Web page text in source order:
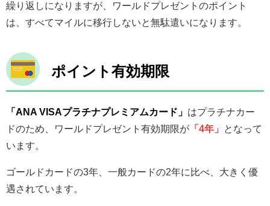
繰り返しになりますが、ワールドプレゼントのポイント
は、すべてマイルに移行しないと無駄遣いになります。
ポイント有効期限
「ANA VISAプラチナプレミアムカード」 はプラチナカー
ドのため、ワールドプレゼント有効期限が 「4年」
となって
います。
ゴールドカードの3年、一般カードの2年に比べ、大きく優
遇されています。